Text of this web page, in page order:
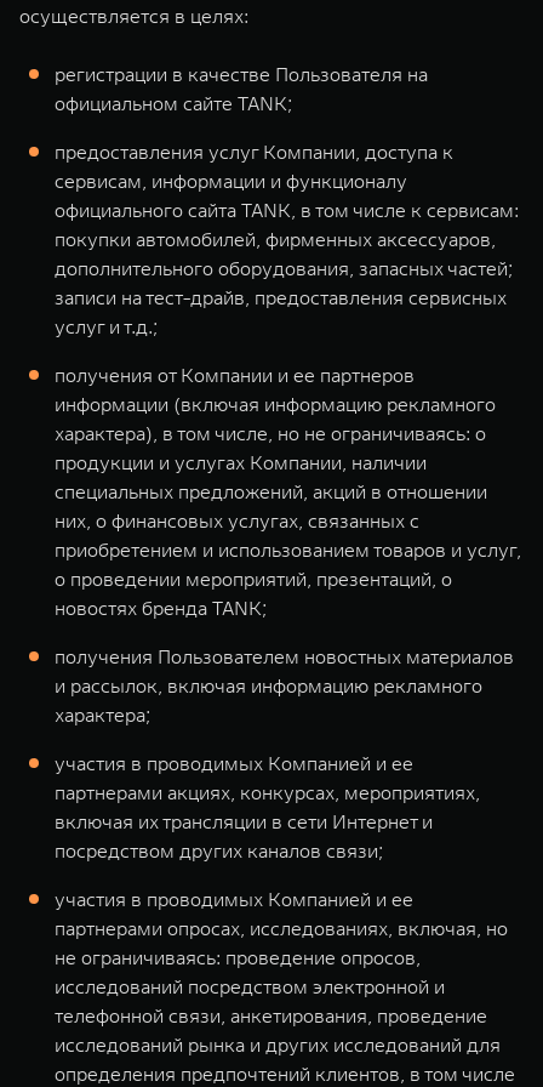
осуществляется в целях:
регистрации в качестве Пользователя на
официальном сайте TANK;
предоставления услуг Компании, доступа к
сервисам, информации и функционалу
официального сайта TANK, в том числе к сервисам:
покупки автомобилей, фирменных аксессуаров,
дополнительного оборудования, запасных частей;
записи на тест-драйв, предоставления сервисных
услуг и т.д.;
получения от Компании и ее партнеров
информации (включая информацию рекламного
характера), в том числе, но не ограничиваясь: о
продукции и услугах Компании, наличии
специальных предложений, акций в отношении
них, о финансовых услугах, связанных с
приобретением и использованием товаров и услуг,
о проведении мероприятий, презентаций, о
новостях бренда TANK;
получения Пользователем новостных материалов
и рассылок, включая информацию рекламного
характера;
участия в проводимых Компанией и ее
партнерами акциях, конкурсах, мероприятиях,
включая их трансляции в сети Интернет и
посредством других каналов связи;
участия в проводимых Компанией и ее
партнерами опросах, исследованиях, включая, но
не ограничиваясь: проведение опросов,
исследований посредством электронной и
телефонной связи, анкетирования, проведение
исследований рынка и других исследований для
определения предпочтений клиентов, в том числе